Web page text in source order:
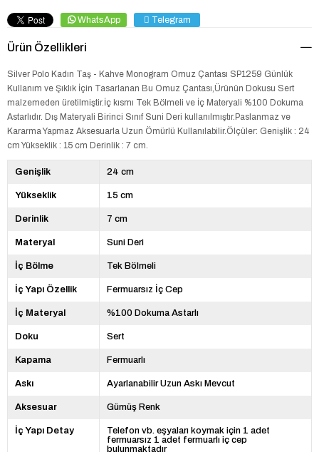
WhatsApp Telegram
Ürün Özellikleri
Silver Polo Kadın Taş - Kahve Monogram Omuz Çantası SP1259 Günlük
Kullanım ve Şıklık İçin Tasarlanan Bu Omuz Çantası,Ürünün Dokusu Sert
malzemeden üretilmiştir.İç kısmı Tek Bölmeli ve İç Materyali %100 Dokuma
Astarlıdır. Dış Materyali Birinci Sınıf Suni Deri kullanılmıştır.Paslanmaz ve
Kararma Yapmaz Aksesuarla Uzun Ömürlü Kullanılabilir.Ölçüler: Genişlik : 24
cm Yükseklik : 15 cm Derinlik : 7 cm.
Genişlik 24 cm
Yükseklik 15 cm
Derinlik 7 cm
Materyal Suni Deri
İç Bölme Tek Bölmeli
İç Yapı Özellik Fermuarsız İç Cep
İç Materyal %100 Dokuma Astarlı
Doku Sert
Kapama Fermuarlı
Askı Ayarlanabilir Uzun Askı Mevcut
Aksesuar Gümüş Renk
İç Yapı Detay
Telefon vb. eşyaları koymak için 1 adet
fermuarsız 1 adet fermuarlı iç cep
bulunmaktadır